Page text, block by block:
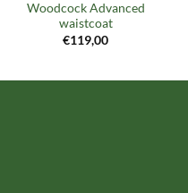
Woodcock Advanced
waistcoat
€119,00